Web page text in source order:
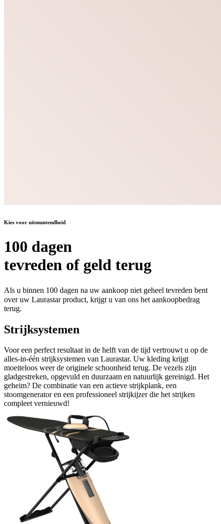
Kies voor uitmuntendheid
100 dagen
tevreden of geld terug
Als u binnen 100 dagen na uw aankoop niet geheel tevreden bent
over uw Laurastar product, krijgt u van ons het aankoopbedrag
terug.
Strijksystemen
Voor een perfect resultaat in de helft van de tijd vertrouwt u op de
alles-in-één strijksystemen van Laurastar. Uw kleding krijgt
moeiteloos weer de originele schoonheid terug. De vezels zijn
gladgestreken, opgevuld en duurzaam en natuurlijk gereinigd. Het
geheim? De combinatie van een actieve strijkplank, een
stoomgenerator en een professioneel strijkijzer die het strijken
compleet vernieuwd!